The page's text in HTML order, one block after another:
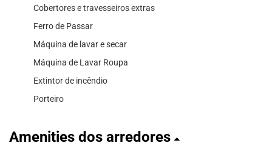
Cobertores e travesseiros extras
Ferro de Passar
Máquina de lavar e secar
Máquina de Lavar Roupa
Extintor de incêndio
Porteiro
Amenities dos arredores